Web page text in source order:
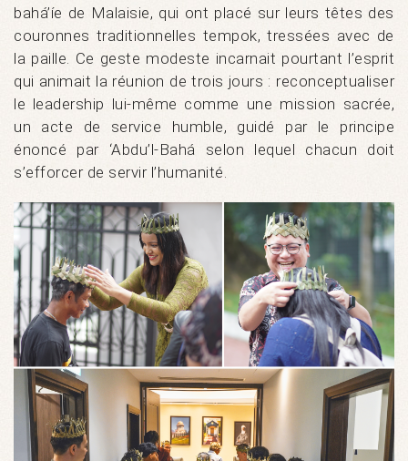
bahá’íe de Malaisie, qui ont placé sur leurs têtes des
couronnes traditionnelles tempok, tressées avec de
la paille. Ce geste modeste incarnait pourtant l’esprit
qui animait la réunion de trois jours : reconceptualiser
le leadership lui-même comme une mission sacrée,
un acte de service humble, guidé par le principe
énoncé par ‘Abdu’l-Bahá selon lequel chacun doit
s’efforcer de servir l’humanité.